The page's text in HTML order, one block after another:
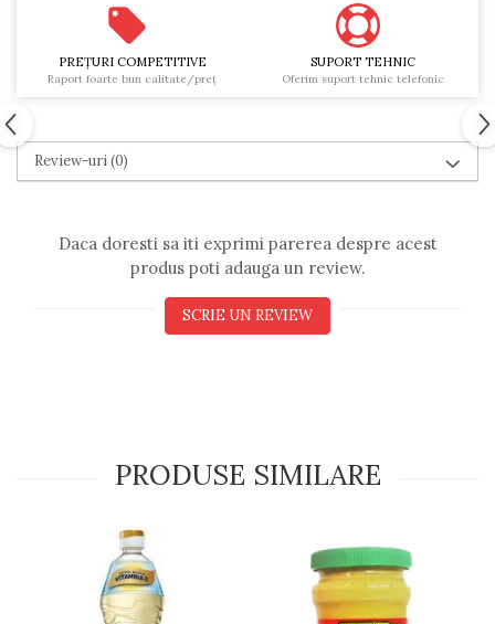
PREŢURI COMPETITIVE
Raport foarte bun calitate/preţ
SUPORT TEHNIC
Oferim suport tehnic telefonic
Review-uri(0)
Daca doresti sa iti exprimi parerea despre acest
produs poti adauga un review.
SCRIE UN REVIEW
PRODUSE SIMILARE